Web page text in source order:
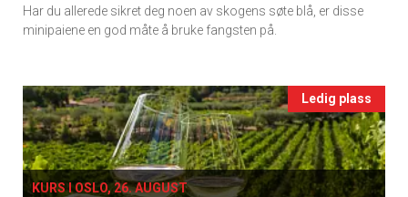
Ukens
Har du allerede sikret deg noen av skogens søte blå, er disse
minipaiene en god måte å bruke fangsten på.
Events
single
Ledig plass
KURS I OSLO, 26. AUGUST